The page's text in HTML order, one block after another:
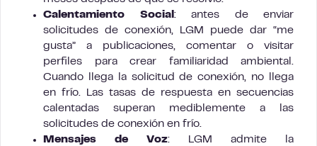
Calentamiento Social : antes de enviar
solicitudes de conexión, LGM puede dar “me
gusta” a publicaciones, comentar o visitar
perfiles para crear familiaridad ambiental.
Cuando llega la solicitud de conexión, no llega
en frío. Las tasas de respuesta en secuencias
calentadas superan mediblemente a las
solicitudes de conexión en frío.
Mensajes de Voz: LGM admite la